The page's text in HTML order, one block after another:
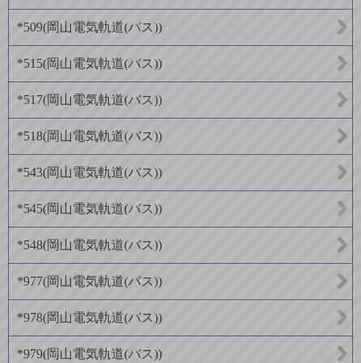
*509(岡山電気軌道(バス))
*515(岡山電気軌道(バス))
*517(岡山電気軌道(バス))
*518(岡山電気軌道(バス))
*543(岡山電気軌道(バス))
*545(岡山電気軌道(バス))
*548(岡山電気軌道(バス))
*977(岡山電気軌道(バス))
*978(岡山電気軌道(バス))
*979(岡山電気軌道(バス))